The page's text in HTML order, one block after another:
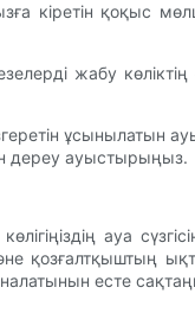
қоқыс
жабу
дереу ауыстырыңыз.
ауа
қозғалтқыштың
есте